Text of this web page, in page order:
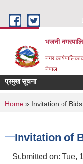
भजनी
नगर
नेपाल
प्रमुख सूचना
You are here
Home » Invitation of Bids
Invitation of
Submitted on: Tue,